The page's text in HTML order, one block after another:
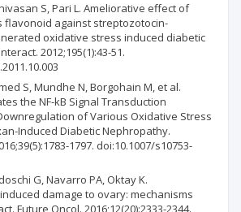
S, Pari L. Ameliorative effect of
flavonoid against streptozotocin-
oxidative stress induced diabetic
2012;195(1):43-51.
S, Mundhe N, Borgohain M, et al.
the NF-kB Signal Transduction
of Various Oxidative Stress
Induced Diabetic Nephropathy.
1797. doi:10.1007/s10753-
G, Navarro PA, Oktay K.
damage to ovary: mechanisms
Future Oncol. 2016;12(20):2333-2344.